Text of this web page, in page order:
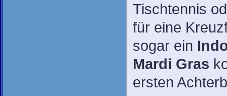
Tischtennis
für eine
sogar ein
Mardi Gras
ersten